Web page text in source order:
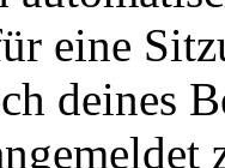
eine
deines